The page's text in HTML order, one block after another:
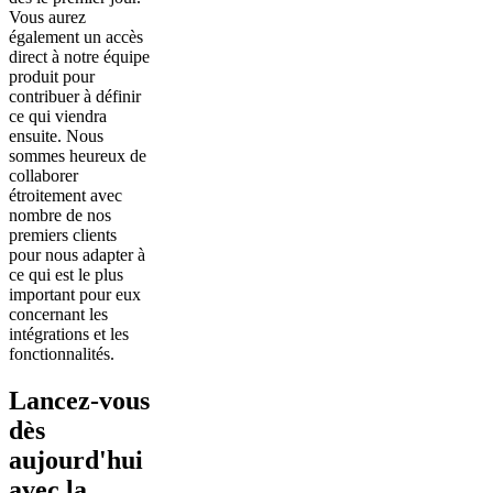
Vous aurez
également un accès
direct à notre équipe
produit pour
contribuer à définir
ce qui viendra
ensuite. Nous
sommes heureux de
collaborer
étroitement avec
nombre de nos
premiers clients
pour nous adapter à
ce qui est le plus
important pour eux
concernant les
intégrations et les
fonctionnalités.
Lancez-vous
dès
aujourd'hui